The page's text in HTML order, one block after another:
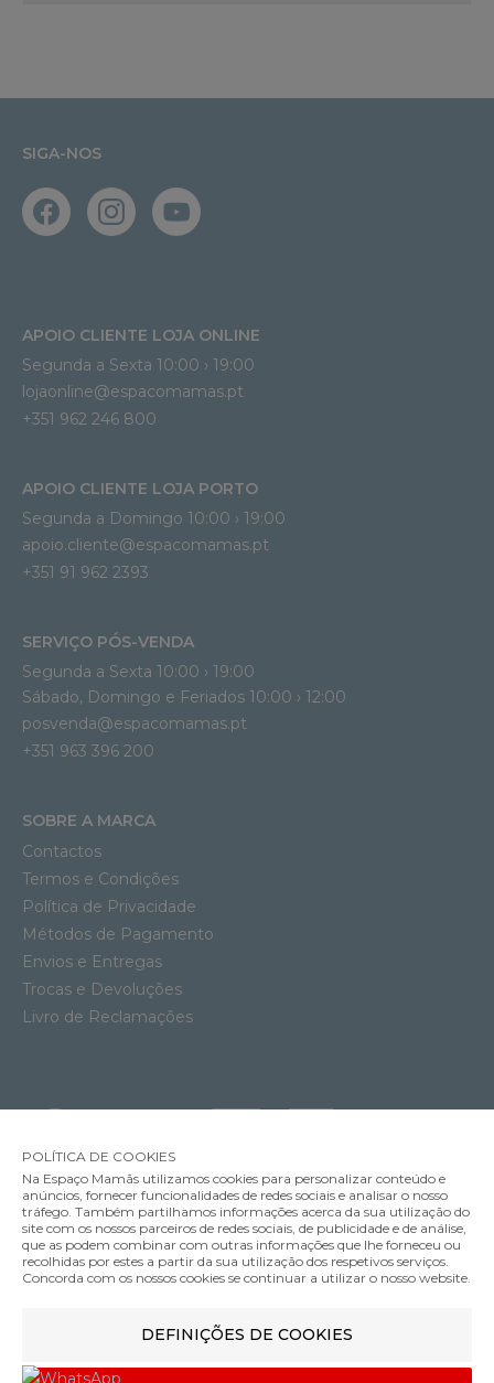
Espreguiçadeira Cybex Lemo Platinum
Cor
SIGA-NOS
APOIO CLIENTE LOJA ONLINE
Segunda a Sexta 10:00 › 19:00
lojaonline@espacomamas.pt
+351 962 246 800
APOIO CLIENTE LOJA PORTO
Segunda a Domingo 10:00 › 19:00
apoio.cliente@espacomamas.pt
+351 91 962 2393
SERVIÇO PÓS-VENDA
Segunda a Sexta 10:00 › 19:00
Sábado, Domingo e Feriados 10:00 › 12:00
posvenda@espacomamas.pt
+351 963 396 200
SOBRE A MARCA
Contactos
Termos e Condições
Política de Privacidade
Métodos de Pagamento
Envios e Entregas
Trocas e Devoluções
Livro de Reclamações
MÉTODOS DE ENVIO
MÉTODOS DE PAGAMENTO
POLÍTICA DE COOKIES
Na Espaço Mamãs utilizamos cookies para personalizar conteúdo e
anúncios, fornecer funcionalidades de redes sociais e analisar o nosso
tráfego. Também partilhamos informações acerca da sua utilização do
site com os nossos parceiros de redes sociais, de publicidade e de análise,
que as podem combinar com outras informações que lhe forneceu ou
recolhidas por estes a partir da sua utilização dos respetivos serviços.
Concorda com os nossos cookies se continuar a utilizar o nosso website.
DEFINIÇÕES DE COOKIES